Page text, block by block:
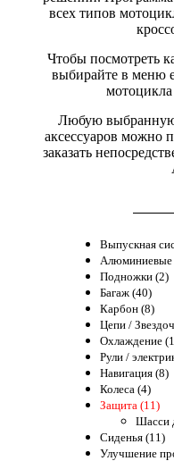
всех типов
Чтобы посмотреть
выбирайте в меню
мотоцикла
Любую выбранную
аксессуаров можно
заказать
Выпускная
Алюминиевые
Подножки (2)
Багаж (40)
Карбон (8)
Цепи /
Охлаждение
Рули /
Навигация (8)
Колеса (4)
Защита (11)
Шасси
Сиденья (11)
Улучшение